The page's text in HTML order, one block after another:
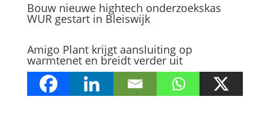
Bouw nieuwe hightech onderzoekskas
WUR gestart in Bleiswijk
Amigo Plant krijgt aansluiting op
warmtenet en breidt verder uit